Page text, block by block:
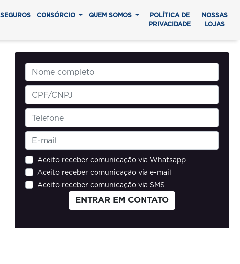
SEGUROS CONSÓRCIO QUEM SOMOS
POLÍTICA DE
PRIVACIDADE
NOSSAS
LOJAS
Aceito receber comunicação via Whatsapp
Aceito receber comunicação via e-mail
Aceito receber comunicação via SMS
ENTRAR EM CONTATO